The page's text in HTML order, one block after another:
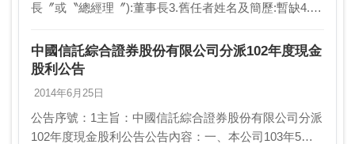
長〞或〝總經理〞):董事長3.舊任者姓名及簡歷:暫缺4.新
事長5.異動原因:新…
中國信託綜合證券股份有限公司分派102年度現金
股利公告
2014年6月25日
公告序號：1主旨：中國信託綜合證券股份有限公司分派
102年度現金股利公告公告內容：一、本公司103年5月